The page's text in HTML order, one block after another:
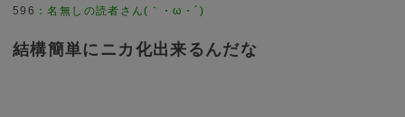
596 ：名無しの読者さん(｀・ω・´)
結構簡単にニカ化出来るんだな